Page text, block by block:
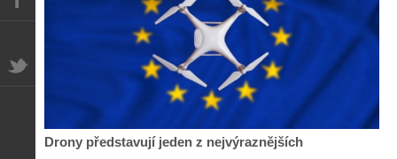
Drony představují jeden z nejvýraznějších